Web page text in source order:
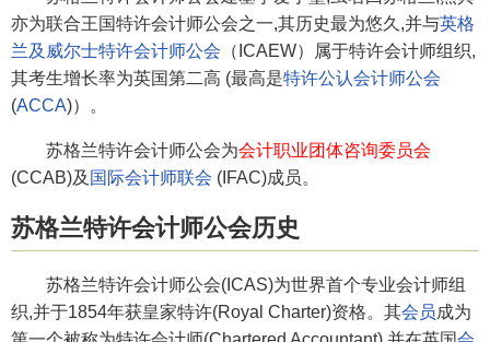
亦为联合王国特许会计师公会之一,其历史最为悠久,并与英格
兰及威尔士特许会计师公会 （ICAEW）属于特许会计师组织,
其考生增长率为英国第二高 (最高是特许公认会计师公会
(ACCA)）。
苏格兰特许会计师公会为会计职业团体咨询委员会
(CCAB)及 国际会计师联会 (IFAC)成员。
苏格兰特许会计师公会历史
苏格兰特许会计师公会(ICAS)为世界首个专业会计师组
织,并于1854年获皇家特许(Royal Charter)资格。其会员成为